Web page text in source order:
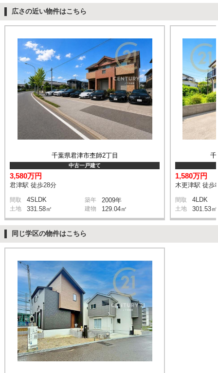
広さの近い物件はこちら
千葉県君津市杢師2丁目
中古一戸建て
3,580万円
君津駅 徒歩28分
間取 4SLDK 築年 2009年
土地 331.58㎡ 建物 129.04㎡
千
1,580万円
木更津駅 徒歩
間取 4LDK
土地 301.53㎡
同じ学区の物件はこちら